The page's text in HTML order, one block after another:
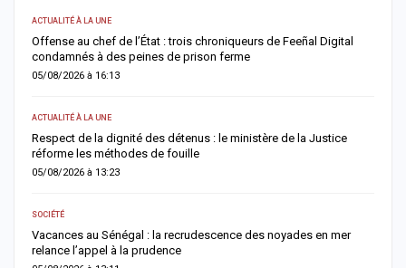
ACTUALITÉ À LA UNE
Offense au chef de l’État : trois chroniqueurs de Feeñal Digital
condamnés à des peines de prison ferme
05/08/2026 à 16:13
ACTUALITÉ À LA UNE
Respect de la dignité des détenus : le ministère de la Justice
réforme les méthodes de fouille
05/08/2026 à 13:23
SOCIÉTÉ
Vacances au Sénégal : la recrudescence des noyades en mer
relance l’appel à la prudence